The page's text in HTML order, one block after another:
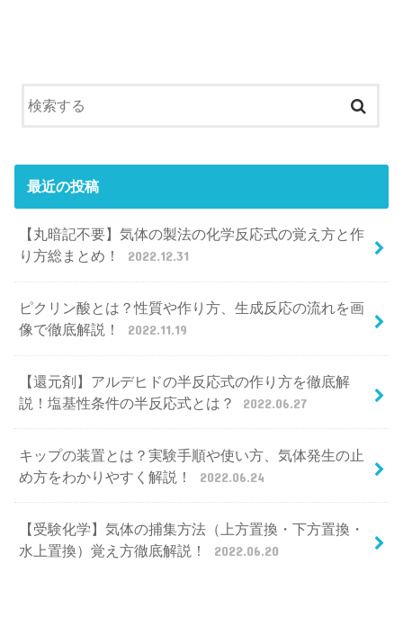
最近の投稿
【丸暗記不要】気体の製法の化学反応式の覚え方と作
り方総まとめ！
2022.12.31
ピクリン酸とは？性質や作り方、生成反応の流れを画
像で徹底解説！
2022.11.19
【還元剤】アルデヒドの半反応式の作り方を徹底解
説！塩基性条件の半反応式とは？
2022.06.27
キップの装置とは？実験手順や使い方、気体発生の止
め方をわかりやすく解説！
2022.06.24
【受験化学】気体の捕集方法（上方置換・下方置換・
水上置換）覚え方徹底解説！
2022.06.20